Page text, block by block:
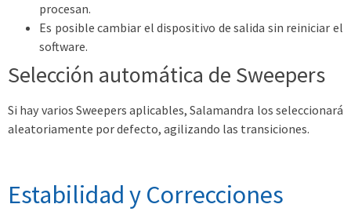
procesan.
Es posible cambiar el dispositivo de salida sin reiniciar el
software.
Selección automática de Sweepers
Si hay varios Sweepers aplicables, Salamandra los seleccionará
aleatoriamente por defecto, agilizando las transiciones.
Estabilidad y Correcciones